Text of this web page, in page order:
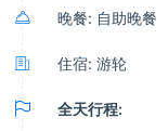
 晚餐: 自助晚餐
 住宿: 游轮
 全天行程: